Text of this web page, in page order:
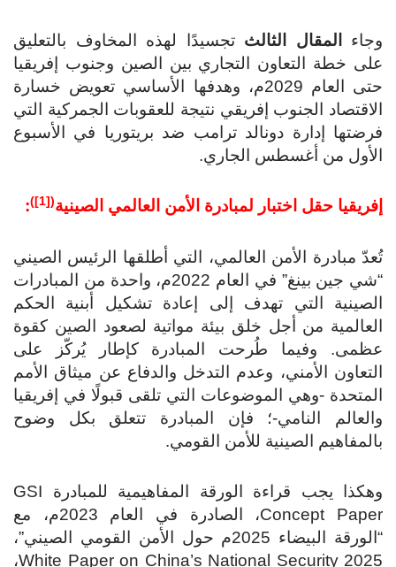
وجاء المقال الثالث تجسيدًا لهذه المخاوف بالتعليق
على خطة التعاون التجاري بين الصين وجنوب إفريقيا
حتى العام 2029م، وهدفها الأساسي تعويض خسارة
الاقتصاد الجنوب إفريقي نتيجة للعقوبات الجمركية التي
فرضتها إدارة دونالد ترامب ضد بريتوريا في الأسبوع
الأول من أغسطس الجاري.
إفريقيا حقل اختبار لمبادرة الأمن العالمي الصينية(
[1]
)
:
تُعدّ مبادرة الأمن العالمي، التي أطلقها الرئيس الصيني
“شي جين بينغ” في العام 2022م، واحدة من المبادرات
الصينية التي تهدف إلى إعادة تشكيل أبنية الحكم
العالمية من أجل خلق بيئة مواتية لصعود الصين كقوة
عظمى. وفيما طُرحت المبادرة كإطار يُركّز على
التعاون الأمني، وعدم التدخل والدفاع عن ميثاق الأمم
المتحدة -وهي الموضوعات التي تلقى قبولًا في إفريقيا
والعالم النامي-؛ فإن المبادرة تتعلق بكل وضوح
بالمفاهيم الصينية للأمن القومي.
وهكذا يجب قراءة الورقة المفاهيمية للمبادرة GSI
Concept Paper، الصادرة في العام 2023م، مع
“الورقة البيضاء 2025م حول الأمن القومي الصيني”،
2025 White Paper on China’s National Security،